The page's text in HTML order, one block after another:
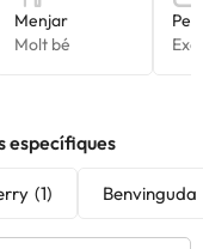
específiques
(1) Benvinguda